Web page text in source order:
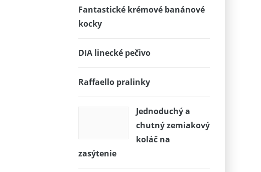
Fantastické krémové banánové
kocky
DIA linecké pečivo
Raffaello pralinky
Jednoduchý a
chutný zemiakový
koláč na
zasýtenie